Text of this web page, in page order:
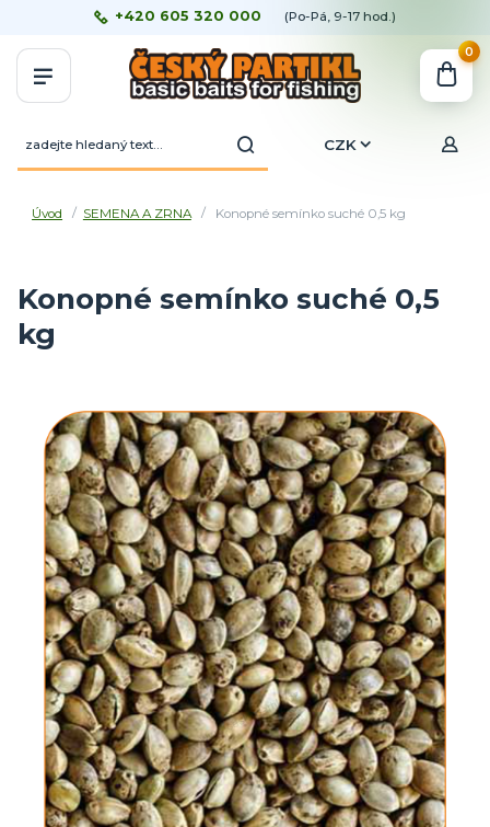
CZK
+420 605 320 000 (Po-Pá, 9-17 hod.)
0
Úvod SEMENA A ZRNA Konopné semínko suché 0,5 kg
Konopné semínko suché 0,5
kg